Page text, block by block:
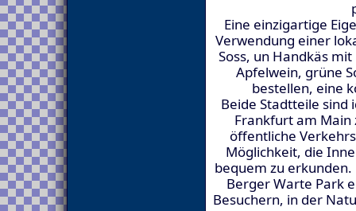
Eine einzigartige
Verwendung einer
Soss, un Handkäs
Apfelwein, grüne
bestellen, eine
Beide Stadtteile sind
Frankfurt am Main
öffentliche
Möglichkeit, die
bequem zu
Berger Warte Park
Besuchern, in der